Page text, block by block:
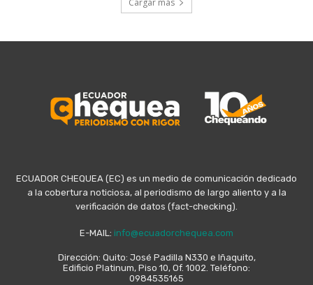
Cargar más
ECUADOR CHEQUEA (EC) es un medio de comunicación dedicado
a la cobertura noticiosa, al periodismo de largo aliento y a la
verificación de datos (fact-checking).
E-MAIL: info@ecuadorchequea.com
Dirección: Quito: José Padilla N330 e Iñaquito,
Edificio Platinum, Piso 10, Of. 1002. Teléfono:
0984535165